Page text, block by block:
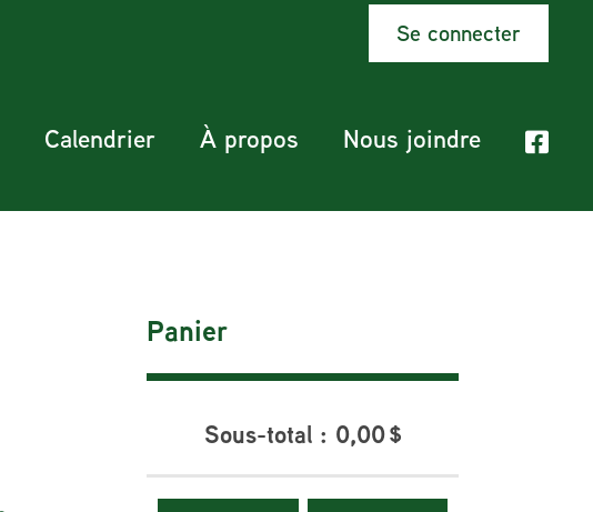
Se connecter
Calendrier À propos Nous joindre
Panier
Sous-total : 0,00$